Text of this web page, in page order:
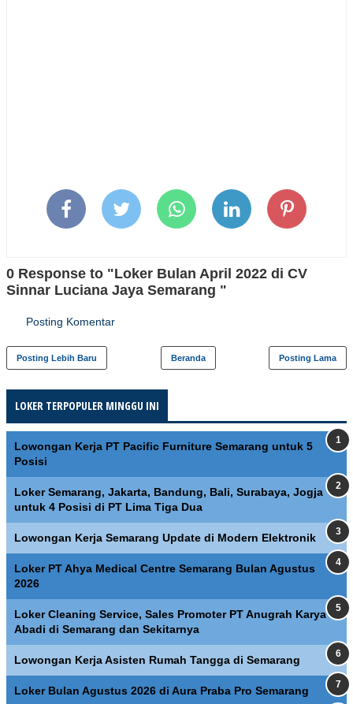
0 Response to "Loker Bulan April 2022 di CV
Sinnar Luciana Jaya Semarang "
Posting Komentar
Posting Lebih Baru Posting Lama
Beranda
LOKER TERPOPULER MINGGU INI
Lowongan Kerja PT Pacific Furniture Semarang untuk 5
Posisi
Loker Semarang, Jakarta, Bandung, Bali, Surabaya, Jogja
untuk 4 Posisi di PT Lima Tiga Dua
Lowongan Kerja Semarang Update di Modern Elektronik
Loker PT Ahya Medical Centre Semarang Bulan Agustus
2026
Loker Cleaning Service, Sales Promoter PT Anugrah Karya
Abadi di Semarang dan Sekitarnya
Lowongan Kerja Asisten Rumah Tangga di Semarang
Loker Bulan Agustus 2026 di Aura Praba Pro Semarang